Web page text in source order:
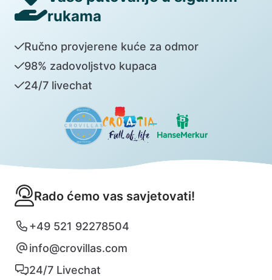
rukama
Ručno provjerene kuće za odmor
98% zadovoljstvo kupaca
24/7 livechat
Rado ćemo vas savjetovati!
+49 521 92278504
info@crovillas.com
24/7 Livechat